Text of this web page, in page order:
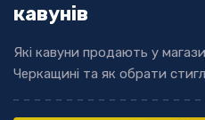
кавунів
Які кавуни продають у
Черкащині та як обрати